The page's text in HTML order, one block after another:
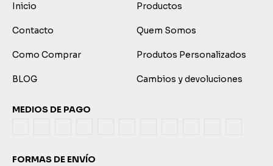
Inicio
Productos
Contacto Quem Somos
Como Comprar Produtos Personalizados
BLOG Cambios y devoluciones
MEDIOS DE PAGO
FORMAS DE ENVÍO